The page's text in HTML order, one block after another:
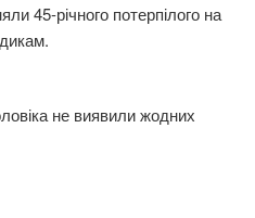
45-річного потерпілого на
не виявили жодних